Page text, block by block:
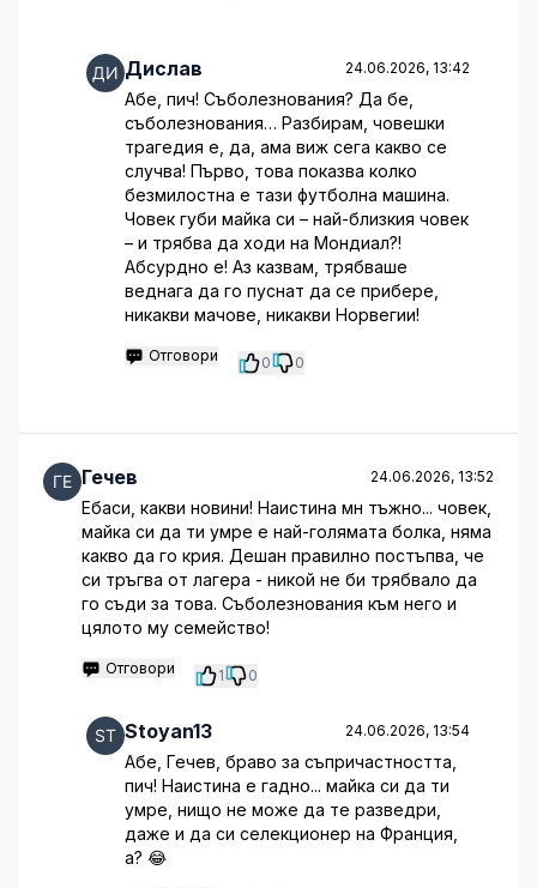
Дислав 24.06.2026, 13:42
Абе, пич! Съболезнования? Да бе,
съболезнования… Разбирам, човешки
трагедия е, да, ама виж сега какво се
случва! Първо, това показва колко
безмилостна е тази футболна машина.
Човек губи майка си – най-близкия човек
– и трябва да ходи на Мондиал?!
Абсурдно е! Аз казвам, трябваше
веднага да го пуснат да се прибере,
никакви мачове, никакви Норвегии!
Отговори 0 0
Гечев 24.06.2026, 13:52
Ебаси, какви новини! Наистина мн тъжно... човек,
майка си да ти умре е най-голямата болка, няма
какво да го крия. Дешан правилно постъпва, че
си тръгва от лагера - никой не би трябвало да
го съди за това. Съболезнования към него и
цялото му семейство!
Отговори 1 0
Stoyan13 24.06.2026, 13:54
Абе, Гечев, браво за съпричастността,
пич! Наистина е гадно... майка си да ти
умре, нищо не може да те разведри,
даже и да си селекционер на Франция,
а? 😂